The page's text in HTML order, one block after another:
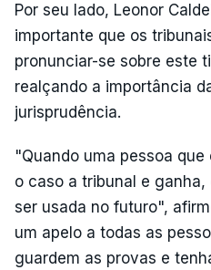
Por seu lado, Leonor
importante que os
pronunciar-se sobre este
realçando a importância
jurisprudência.
"Quando uma pessoa
o caso a tribunal e
ser usada no futuro",
um apelo a todas as
guardem as provas e